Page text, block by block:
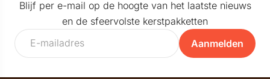
Blijf per e-mail op de hoogte van het laatste nieuws
en de sfeervolste kerstpakketten
Aanmelden